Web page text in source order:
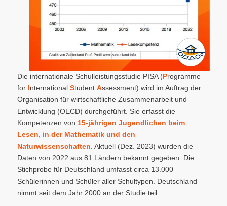
Die internationale Schulleistungsstudie PISA (Programme
for International Student Assessment) wird im Auftrag der
Organisation für wirtschaftliche Zusammenarbeit und
Entwicklung (OECD) durchgeführt. Sie erfasst die
Kompetenzen von 15-jährigen Jugendlichen beim
Lesen, in der Mathematik und den
Naturwissenschaften. Aktuell (Dez. 2023) wurden die
Daten von 2022 aus 81 Ländern bekannt gegeben. Die
Stichprobe für Deutschland umfasst circa 13.000
Schülerinnen und Schüler aller Schultypen. Deutschland
nimmt seit dem Jahr 2000 an der Studie teil.